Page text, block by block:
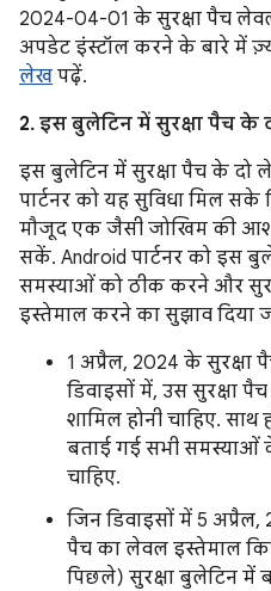
2024-04-01 के सुरक्षा पैच
अपडेट इंस्टॉल करने के बारे में
लेख पढ़ें.
2. इस बुलेटिन में सुरक्षा पैच के
इस बुलेटिन में सुरक्षा पैच के दो
पार्टनर को यह सुविधा मिल सके
मौजूद एक जैसी जोखिम की
सकें. Android पार्टनर को इस
समस्याओं को ठीक करने और
इस्तेमाल करने का सुझाव दिया
1 अप्रैल, 2024 के
डिवाइसों में, उस सुरक्षा
शामिल होनी चाहिए.
बताई गई सभी समस्याओं
चाहिए.
जिन डिवाइसों में 5
पैच का लेवल इस्तेमाल
पिछले) सुरक्षा बुलेटिन में